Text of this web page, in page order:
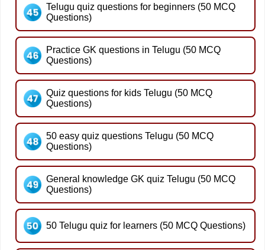
Telugu quiz questions for beginners (50 MCQ
Questions)
Practice GK questions in Telugu (50 MCQ
Questions)
Quiz questions for kids Telugu (50 MCQ
Questions)
50 easy quiz questions Telugu (50 MCQ
Questions)
General knowledge GK quiz Telugu (50 MCQ
Questions)
50 Telugu quiz for learners (50 MCQ Questions)